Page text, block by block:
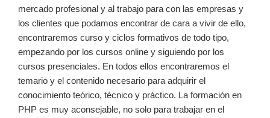
mercado profesional y al trabajo para con las empresas y
los clientes que podamos encontrar de cara a vivir de ello,
encontraremos curso y ciclos formativos de todo tipo,
empezando por los cursos online y siguiendo por los
cursos presenciales. En todos ellos encontraremos el
temario y el contenido necesario para adquirir el
conocimiento teórico, técnico y práctico. La formación en
PHP es muy aconsejable, no solo para trabajar en el